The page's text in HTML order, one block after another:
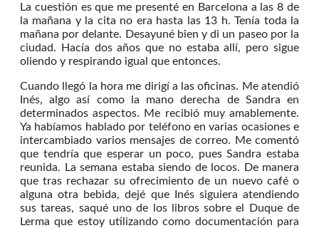
La cuestión es que me presenté en Barcelona a las 8 de
la mañana y la cita no era hasta las 13 h. Tenía toda la
mañana por delante. Desayuné bien y di un paseo por la
ciudad. Hacía dos años que no estaba allí, pero sigue
oliendo y respirando igual que entonces.
Cuando llegó la hora me dirigí a las oficinas. Me atendió
Inés, algo así como la mano derecha de Sandra en
determinados aspectos. Me recibió muy amablemente.
Ya habíamos hablado por teléfono en varias ocasiones e
intercambiado varios mensajes de correo. Me comentó
que tendría que esperar un poco, pues Sandra estaba
reunida. La semana estaba siendo de locos. De manera
que tras rechazar su ofrecimiento de un nuevo café o
alguna otra bebida, dejé que Inés siguiera atendiendo
sus tareas, saqué uno de los libros sobre el Duque de
Lerma que estoy utilizando como documentación para